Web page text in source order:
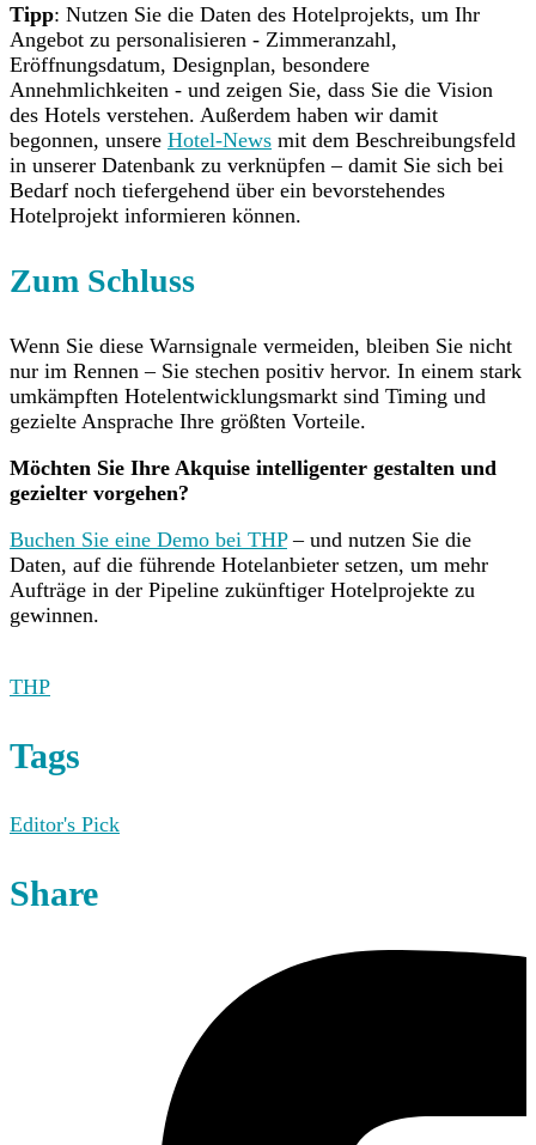
Tipp: Nutzen Sie die Daten des Hotelprojekts, um Ihr
Angebot zu personalisieren - Zimmeranzahl,
Eröffnungsdatum, Designplan, besondere
Annehmlichkeiten - und zeigen Sie, dass Sie die Vision
des Hotels verstehen. Außerdem haben wir damit
begonnen, unsere Hotel-News mit dem Beschreibungsfeld
in unserer Datenbank zu verknüpfen – damit Sie sich bei
Bedarf noch tiefergehend über ein bevorstehendes
Hotelprojekt informieren können.
Zum Schluss
Wenn Sie diese Warnsignale vermeiden, bleiben Sie nicht
nur im Rennen – Sie stechen positiv hervor. In einem stark
umkämpften Hotelentwicklungsmarkt sind Timing und
gezielte Ansprache Ihre größten Vorteile.
Möchten Sie Ihre Akquise intelligenter gestalten und
gezielter vorgehen?
Buchen Sie eine Demo bei THP– und nutzen Sie die
Daten, auf die führende Hotelanbieter setzen, um mehr
Aufträge in der Pipeline zukünftiger Hotelprojekte zu
gewinnen.
THP
Tags
Editor's Pick
Share